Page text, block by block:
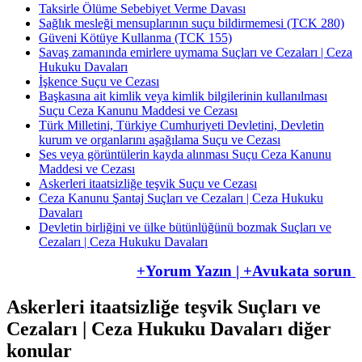
Taksirle Ölüme Sebebiyet Verme Davası
Sağlık mesleği mensuplarının suçu bildirmemesi (TCK 280)
Güveni Kötüye Kullanma (TCK 155)
Savaş zamanında emirlere uymama Suçları ve Cezaları | Ceza
Hukuku Davaları
İşkence Suçu ve Cezası
Başkasına ait kimlik veya kimlik bilgilerinin kullanılması
Suçu Ceza Kanunu Maddesi ve Cezası
Türk Milletini, Türkiye Cumhuriyeti Devletini, Devletin
kurum ve organlarını aşağılama Suçu ve Cezası
Ses veya görüntülerin kayda alınması Suçu Ceza Kanunu
Maddesi ve Cezası
Askerleri itaatsizliğe teşvik Suçu ve Cezası
Ceza Kanunu Şantaj Suçları ve Cezaları | Ceza Hukuku
Davaları
Devletin birliğini ve ülke bütünlüğünü bozmak Suçları ve
Cezaları | Ceza Hukuku Davaları
+Yorum Yazın | +Avukata sorun
Askerleri itaatsizliğe teşvik Suçları ve
Cezaları | Ceza Hukuku Davaları diğer
konular